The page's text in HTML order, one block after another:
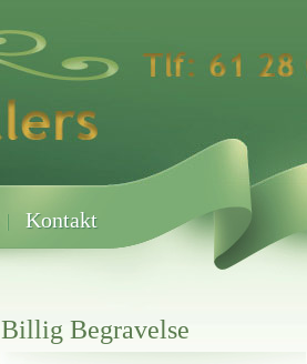
Kontakt
Billig Begravelse